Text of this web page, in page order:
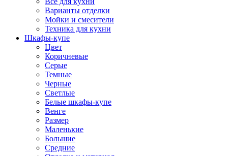
Варианты отделки
Мойки и смесители
Техника для кухни
Шкафы-купе
Цвет
Коричневые
Серые
Темные
Черные
Светлые
Белые шкафы-купе
Венге
Размер
Маленькие
Большие
Средние